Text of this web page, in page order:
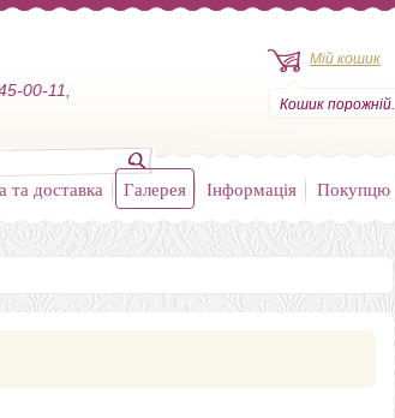
00-11,
Мій кошик
Кошик порожній.
та доставка Галерея Інформація Покупцю